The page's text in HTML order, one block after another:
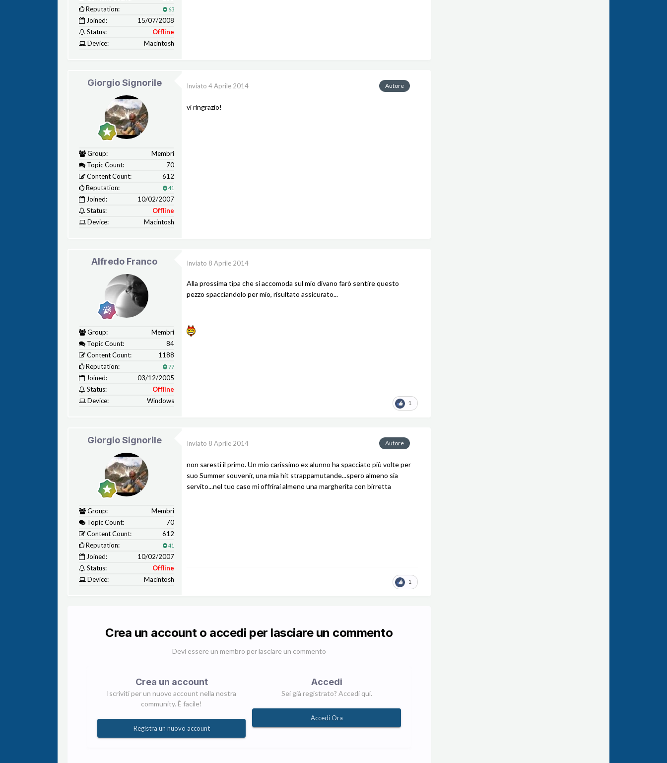
Reputation:
63
Joined:
15/07/2008
Status:
Offline
Device:
Macintosh
Giorgio Signorile
Group:
Membri
Topic Count:
70
Content Count:
612
Reputation:
41
Joined:
10/02/2007
Status:
Offline
Device:
Macintosh
Autore
Inviato 4 Aprile 2014
vi ringrazio!
Alfredo Franco
Group:
Membri
Topic Count:
84
Content Count:
1188
Reputation:
77
Joined:
03/12/2005
Status:
Offline
Device:
Windows
Inviato 8 Aprile 2014
Alla prossima tipa che si accomoda sul mio divano farò sentire questo
pezzo spacciandolo per mio, risultato assicurato...
1
Giorgio Signorile
Group:
Membri
Topic Count:
70
Content Count:
612
Reputation:
41
Joined:
10/02/2007
Status:
Offline
Device:
Macintosh
Autore
Inviato 8 Aprile 2014
non saresti il primo. Un mio carissimo ex alunno ha spacciato più volte per
suo Summer souvenir, una mia hit strappamutande...spero almeno sia
servito...nel tuo caso mi offrirai almeno una margherita con birretta
1
Crea un account o accedi per lasciare un commento
Devi essere un membro per lasciare un commento
Crea un account
Iscriviti per un nuovo account nella nostra
community. È facile!
Registra un nuovo account
Accedi
Sei già registrato? Accedi qui.
Accedi Ora